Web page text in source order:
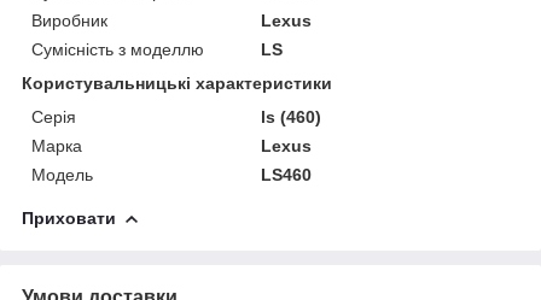
Виробник
Lexus
Сумісність з моделлю
LS
Користувальницькі характеристики
Серія
ls (460)
Марка
Lexus
Модель
LS460
Приховати